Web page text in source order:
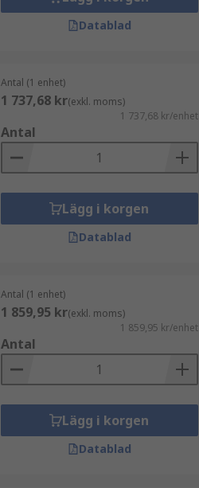
Datablad
Antal (1 enhet)
1 737,68 kr(exkl. moms)
1 737,68 kr/enhet
Antal
Lägg i korgen
Datablad
Antal (1 enhet)
1 859,95 kr(exkl. moms)
1 859,95 kr/enhet
Antal
Lägg i korgen
Datablad